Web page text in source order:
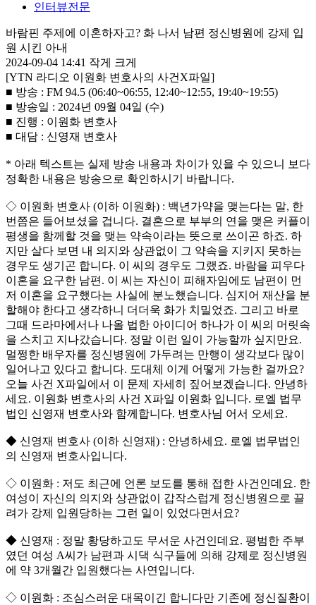
인터뷰전문
바람핀 주제에 이혼하자고? 화 나서 남편 정신병원에 강제 입
원 시킨 아내
2024-09-04 14:41 작게
크게
[YTN 라디오 이원화 변호사의 사건X파일]
■ 방송 : FM 94.5 (06:40~06:55, 12:40~12:55, 19:40~19:55)
■ 방송일 : 2024년 09월 04일 (수)
■ 진행 : 이원화 변호사
■ 대담 : 신영재 변호사
* 아래 텍스트는 실제 방송 내용과 차이가 있을 수 있으니 보다
정확한 내용은 방송으로 확인하시기 바랍니다.
◇ 이원화 변호사 (이하 이원화) : 백년가약을 맺는다는 말, 한
번쯤은 들어보셨을 겁니다. 결혼으로 부부의 연을 맺은 커플이
평생을 함께할 것을 맺는 약속이라는 뜻으로 쓰이곤 하죠. 하
지만 살다 보면 내 의지와 상관없이 그 약속을 지키지 못하는
경우도 생기곤 합니다. 이 씨의 경우도 그랬죠. 바람을 피우다
이혼을 요구한 남편. 이 씨는 자신이 피해자임에도 남편이 먼
저 이혼을 요구했다는 사실에 분노했습니다. 심지어 재산을 분
할해야 한다고 생각하니 더더욱 화가 치밀었죠. 그리고 바로
그때 드라마에서나 나올 법한 아이디어 하나가 이 씨의 머릿속
을 스치고 지나갔습니다. 정말 이런 일이 가능할까 싶지만요.
멀쩡한 배우자를 정신병원에 가두려는 만행이 생각보다 많이
일어나고 있다고 합니다. 도대체 이게 어떻게 가능한 걸까요?
오늘 사건 X파일에서 이 문제 자세히 짚어보겠습니다. 안녕하
세요. 이원화 변호사의 사건 X파일 이원화 입니다. 로엘 법무
법인 신영재 변호사와 함께합니다. 변호사님 어서 오세요.
◆ 신영재 변호사 (이하 신영재) : 안녕하세요. 로엘 법무법인
의 신영재 변호사입니다.
◇ 이원화 : 저도 최근에 언론 보도를 통해 접한 사건인데요. 한
여성이 자신의 의지와 상관없이 갑작스럽게 정신병원으로 끌
려가 강제 입원당하는 그런 일이 있었다면서요?
◆ 신영재 : 정말 황당하고도 무서운 사건인데요. 평범한 주부
였던 여성 A씨가 남편과 시댁 식구들에 의해 강제로 정신병원
에 약 3개월간 입원했다는 사연입니다.
◇ 이원화 : 조심스러운 대목이긴 합니다만 기존에 정신질환이